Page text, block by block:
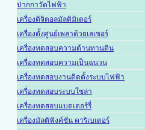
ปากกาวัดไฟฟ้า
เครื่องดิจิตอลมัลติมิเตอร์
เครื่องตั้งศูนย์เพลาด้วยเลเซอร์
เครื่องทดสอบความต้านทานดิน
เครื่องทดสอบความเป็นฉนวน
เครื่องทดสอบงานติดตั้งระบบไฟฟ้า
เครื่องทดสอบระบบโซล่า
เครื่องทดสอบแบตเตอร์รี่
เครื่องมัลติฟังค์ชั่น คาริเบเตอร์